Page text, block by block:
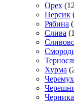
Орех
Персик
Рябина
Слива
Хурма
Черника